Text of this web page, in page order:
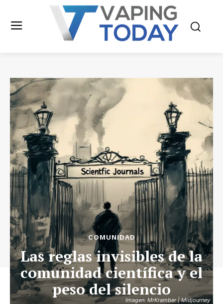
Imagen: MrKramber | Midjourney
COMUNIDAD
Las reglas invisibles de la
comunidad científica y el
peso del silencio